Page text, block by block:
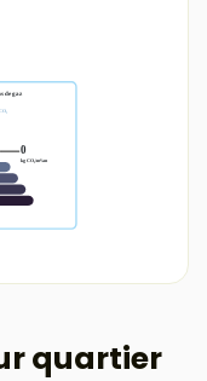
quartier